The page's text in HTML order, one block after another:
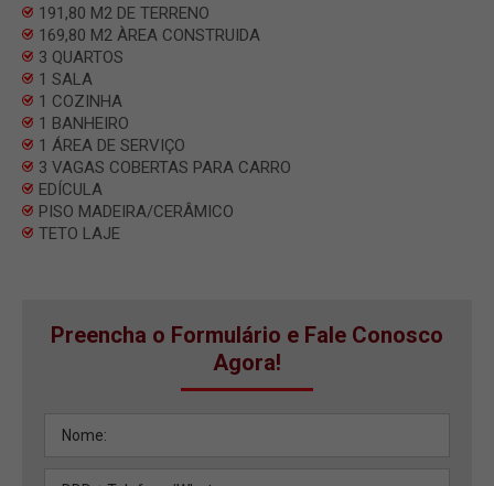
191,80 M2 DE TERRENO
169,80 M2 ÀREA CONSTRUIDA
3 QUARTOS
1 SALA
1 COZINHA
1 BANHEIRO
1 ÁREA DE SERVIÇO
3 VAGAS COBERTAS PARA CARRO
EDÍCULA
PISO MADEIRA/CERÂMICO
TETO LAJE
Preencha o Formulário e Fale Conosco
Agora!